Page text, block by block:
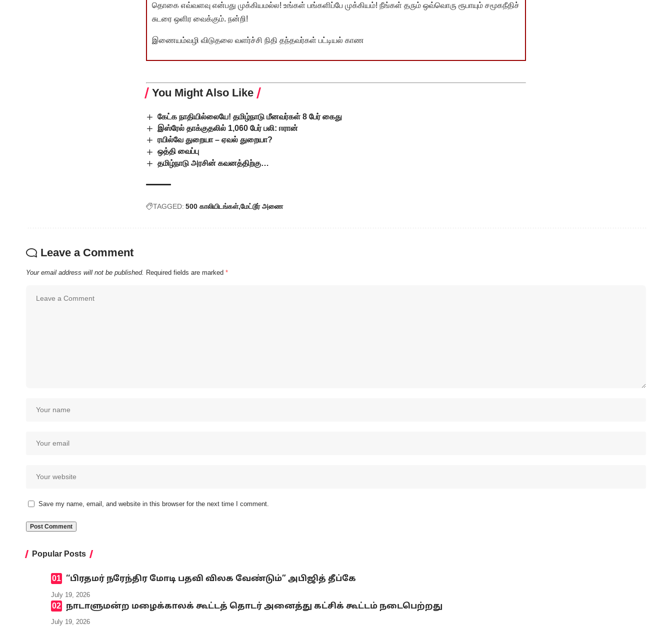
தொகை எவ்வளவு என்பது முக்கியமல்ல! உங்கள் பங்களிப்பே முக்கியம்! நீங்கள் தரும் ஒவ்வொரு ரூபாயும் சமூகநீதிச்
சுடரை ஒளிர வைக்கும். நன்றி!
இணையம்வழி விடுதலை வளர்ச்சி நிதி தந்தவர்கள் பட்டியல் காண
You Might Also Like
கேட்க நாதியில்லையே! தமிழ்நாடு மீனவர்கள் 8 பேர் கைது
இஸ்ரேல் தாக்குதலில் 1,060 பேர் பலி: ஈரான்
ரயில்வே துறையா – ஏவல் துறையா?
ஒத்தி வைப்பு
தமிழ்நாடு அரசின் கவனத்திற்கு…
TAGGED: 500 காலியிடங்கள் மேட்டூர் அணை
Leave a Comment
Your email address will not be published. Required fields are marked *
Save my name, email, and website in this browser for the next time I comment.
Popular Posts
‘‘பிரதமர் நரேந்திர மோடி பதவி விலக வேண்டும்” அபிஜித் தீப்கே
July 19, 2026
நாடாளுமன்ற மழைக்காலக் கூட்டத் தொடர் அனைத்து கட்சிக் கூட்டம் நடைபெற்றது
July 19, 2026